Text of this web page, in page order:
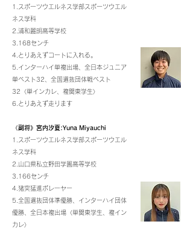
1.スポーツウエルネス学部スポーツウエル
ネス学科
2.浦和麗明高等学校
3.168センチ
4.とりあえずコートに入れる。
5.インターハイ単複出場、全日本ジュニア
単ベスト32、全国選抜団体戦ベスト
32〈単インカレ、複関東学生〉
6.とりあえず走ります
《副将》宮内汐夏:Yuna Miyauchi
1.スポーツウエルネス学部スポーツウエル
ネス学科
2.山口県私立野田学園高等学校
3.166センチ
4.猪突猛進ボレーヤー
5.全国選抜団体準優勝、インターハイ団体
優勝、全日本複出場〈単関東学生、複イン
カレ〉